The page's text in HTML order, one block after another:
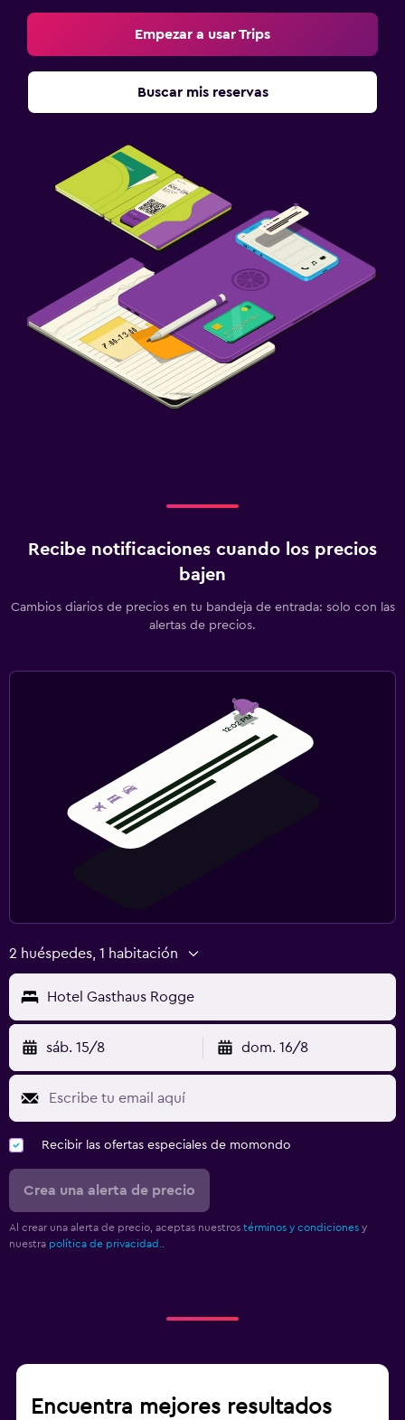
Empezar a usar Trips
Buscar mis reservas
Recibe notificaciones cuando los precios
bajen
Cambios diarios de precios en tu bandeja de entrada: solo con las
alertas de precios.
2 huéspedes, 1 habitación
Hotel Gasthaus Rogge
sáb. 15/8 dom. 16/8
Recibir las ofertas especiales de momondo
Crea una alerta de precio
Al crear una alerta de precio, aceptas nuestros términos y condiciones y
nuestra política de privacidad.
Encuentra mejores resultados